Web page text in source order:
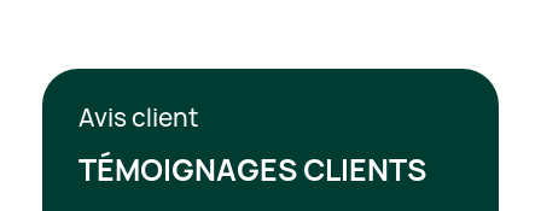
Avis client
TÉMOIGNAGES CLIENTS